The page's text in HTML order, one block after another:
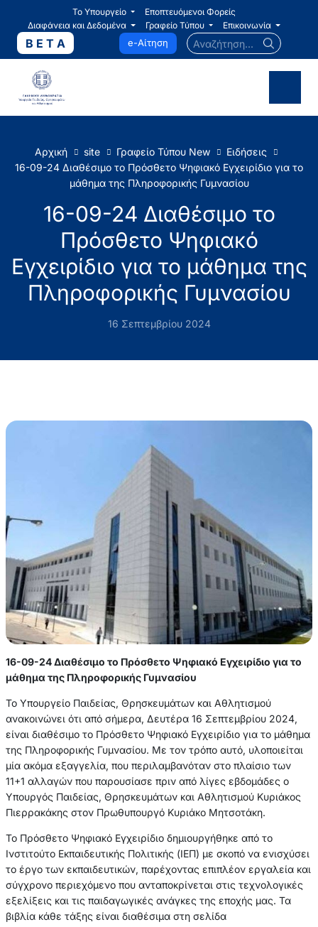
Το Υπουργείο
Εποπτευόμενοι Φορείς
Διαφάνεια και Δεδομένα
Γραφείο Τύπου Επικοινωνία
B E T A e-Αίτηση Αναζήτηση...
Αρχική site Γραφείο Τύπου New
Ειδήσεις
16-09-24 Διαθέσιμο το Πρόσθετο Ψηφιακό Εγχειρίδιο για το
μάθημα της Πληροφορικής Γυμνασίου
16-09-24 Διαθέσιμο το
Πρόσθετο Ψηφιακό
Εγχειρίδιο για το μάθημα της
Πληροφορικής Γυμνασίου
16 Σεπτεμβρίου 2024
16-09-24 Διαθέσιμο το Πρόσθετο Ψηφιακό Εγχειρίδιο για το
μάθημα της Πληροφορικής Γυμνασίου
Το Υπουργείο Παιδείας, Θρησκευμάτων και Αθλητισμού
ανακοινώνει ότι από σήμερα, Δευτέρα 16 Σεπτεμβρίου 2024,
είναι διαθέσιμο το Πρόσθετο Ψηφιακό Εγχειρίδιο για το μάθημα
της Πληροφορικής Γυμνασίου. Με τον τρόπο αυτό, υλοποιείται
μία ακόμα εξαγγελία, που περιλαμβανόταν στο πλαίσιο των
11+1 αλλαγών που παρουσίασε πριν από λίγες εβδομάδες ο
Υπουργός Παιδείας, Θρησκευμάτων και Αθλητισμού Κυριάκος
Πιερρακάκης στον Πρωθυπουργό Κυριάκο Μητσοτάκη.
Το Πρόσθετο Ψηφιακό Εγχειρίδιο δημιουργήθηκε από το
Ινστιτούτο Εκπαιδευτικής Πολιτικής (ΙΕΠ) με σκοπό να ενισχύσει
το έργο των εκπαιδευτικών, παρέχοντας επιπλέον εργαλεία και
σύγχρονο περιεχόμενο που ανταποκρίνεται στις τεχνολογικές
εξελίξεις και τις παιδαγωγικές ανάγκες της εποχής μας. Τα
βιβλία κάθε τάξης είναι διαθέσιμα στη σελίδα